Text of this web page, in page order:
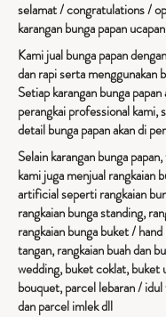
selamat / congratulations /
karangan bunga papan
Kami jual bunga papan
dan rapi serta menggunakan
Setiap karangan bunga
perangkai professional kami,
detail bunga papan akan di
Selain karangan bunga
kami juga menjual rangkaian
artificial seperti rangkaian
rangkaian bunga standing,
rangkaian bunga buket /
tangan, rangkaian buah dan
wedding, buket coklat, buket
bouquet, parcel lebaran /
dan parcel imlek dll